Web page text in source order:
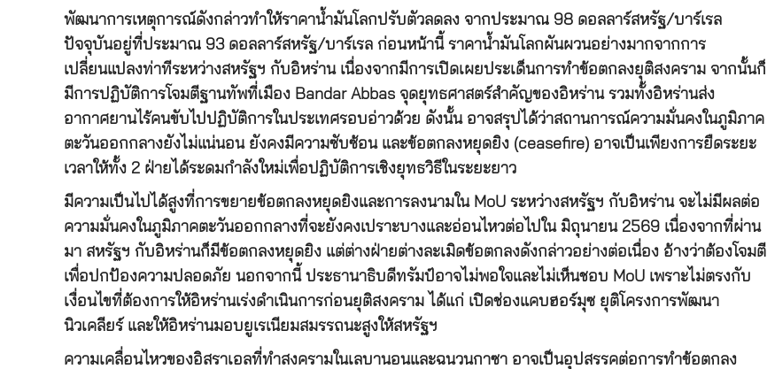
พัฒนาการเหตุการณ์ดังกล่าวทำให้ราคาน้ำมันโลกปรับตัวลดลง จากประมาณ 98 ดอลลาร์สหรัฐ/บาร์เรล
ปัจจุบันอยู่ที่ประมาณ 93 ดอลลาร์สหรัฐ/บาร์เรล ก่อนหน้านี้ ราคาน้ำมันโลกผันผวนอย่างมากจากการ
เปลี่ยนแปลงท่าทีระหว่างสหรัฐฯ กับอิหร่าน เนื่องจากมีการเปิดเผยประเด็นการทำข้อตกลงยุติสงคราม จากนั้นก็
มีการปฏิบัติการโจมตีฐานทัพที่เมือง Bandar Abbas จุดยุทธศาสตร์สำคัญของอิหร่าน รวมทั้งอิหร่านส่ง
อากาศยานไร้คนขับไปปฏิบัติการในประเทศรอบอ่าวด้วย ดังนั้น อาจสรุปได้ว่าสถานการณ์ความมั่นคงในภูมิภาค
ตะวันออกกลางยังไม่แน่นอน ยังคงมีความซับซ้อน และข้อตกลงหยุดยิง (ceasefire) อาจเป็นเพียงการยืดระยะ
เวลาให้ทั้ง 2 ฝ่ายได้ระดมกำลังใหม่เพื่อปฏิบัติการเชิงยุทธวิธีในระยะยาว
มีความเป็นไปได้สูงที่การขยายข้อตกลงหยุดยิงและการลงนามใน MoU ระหว่างสหรัฐฯ กับอิหร่าน จะไม่มีผลต่อ
ความมั่นคงในภูมิภาคตะวันออกกลางที่จะยังคงเปราะบางและอ่อนไหวต่อไปใน มิถุนายน 2569 เนื่องจากที่ผ่าน
มา สหรัฐฯ กับอิหร่านก็มีข้อตกลงหยุดยิง แต่ต่างฝ่ายต่างละเมิดข้อตกลงดังกล่าวอย่างต่อเนื่อง อ้างว่าต้องโจมตี
เพื่อปกป้องความปลอดภัย นอกจากนี้ ประธานาธิบดีทรัมป์อาจไม่พอใจและไม่เห็นชอบ MoU เพราะไม่ตรงกับ
เงื่อนไขที่ต้องการให้อิหร่านเร่งดำเนินการก่อนยุติสงคราม ได้แก่ เปิดช่องแคบฮอร์มุซ ยุติโครงการพัฒนา
นิวเคลียร์ และให้อิหร่านมอบยูเรเนียมสมรรถนะสูงให้สหรัฐฯ
ความเคลื่อนไหวของอิสราเอลที่ทำสงครามในเลบานอนและฉนวนกาซา อาจเป็นอุปสรรคต่อการทำข้อตกลง